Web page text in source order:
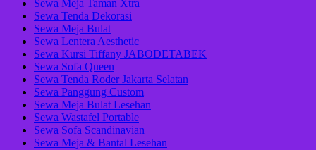
Sewa Meja Taman Xtra
Sewa Tenda Dekorasi
Sewa Meja Bulat
Sewa Lentera Aesthetic
Sewa Kursi Tiffany JABODETABEK
Sewa Sofa Queen
Sewa Tenda Roder Jakarta Selatan
Sewa Panggung Custom
Sewa Meja Bulat Lesehan
Sewa Wastafel Portable
Sewa Sofa Scandinavian
Sewa Meja & Bantal Lesehan